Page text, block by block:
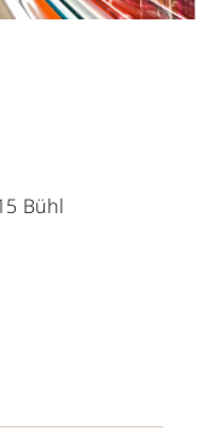
Bühl